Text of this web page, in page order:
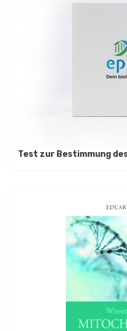
Test zur Bestimmung